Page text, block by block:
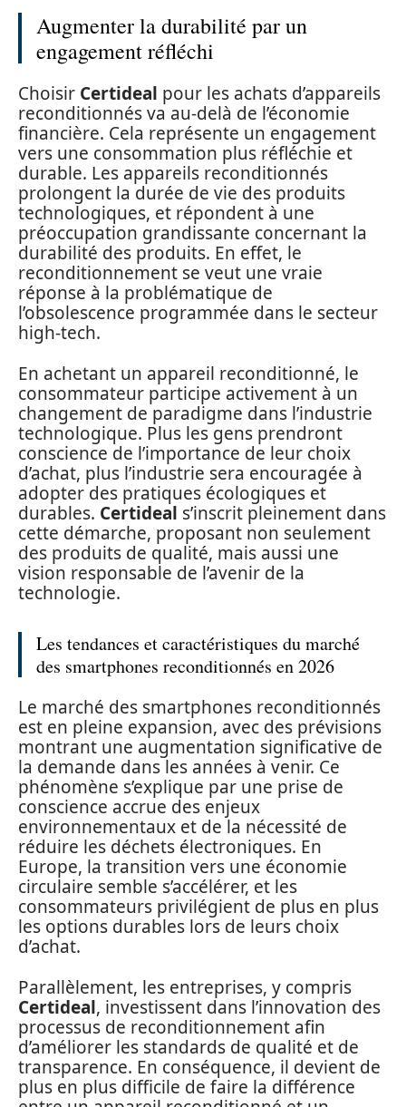
Augmenter la durabilité par un
engagement réfléchi
Choisir Certideal pour les achats d’appareils
reconditionnés va au-delà de l’économie
financière. Cela représente un engagement
vers une consommation plus réfléchie et
durable. Les appareils reconditionnés
prolongent la durée de vie des produits
technologiques, et répondent à une
préoccupation grandissante concernant la
durabilité des produits. En effet, le
reconditionnement se veut une vraie
réponse à la problématique de
l’obsolescence programmée dans le secteur
high-tech.
En achetant un appareil reconditionné, le
consommateur participe activement à un
changement de paradigme dans l’industrie
technologique. Plus les gens prendront
conscience de l’importance de leur choix
d’achat, plus l’industrie sera encouragée à
adopter des pratiques écologiques et
durables. Certideal s’inscrit pleinement dans
cette démarche, proposant non seulement
des produits de qualité, mais aussi une
vision responsable de l’avenir de la
technologie.
Les tendances et caractéristiques du marché
des smartphones reconditionnés en 2026
Le marché des smartphones reconditionnés
est en pleine expansion, avec des prévisions
montrant une augmentation significative de
la demande dans les années à venir. Ce
phénomène s’explique par une prise de
conscience accrue des enjeux
environnementaux et de la nécessité de
réduire les déchets électroniques. En
Europe, la transition vers une économie
circulaire semble s’accélérer, et les
consommateurs privilégient de plus en plus
les options durables lors de leurs choix
d’achat.
Parallèlement, les entreprises, y compris
Certideal, investissent dans l’innovation des
processus de reconditionnement afin
d’améliorer les standards de qualité et de
transparence. En conséquence, il devient de
plus en plus difficile de faire la différence